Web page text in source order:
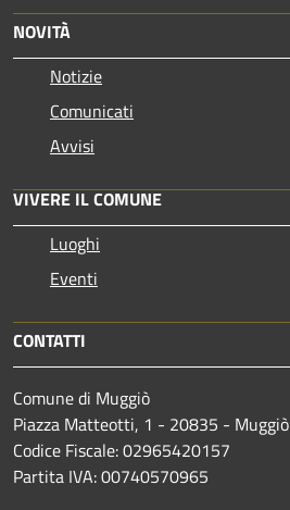
NOVITÀ
Notizie
Comunicati
Avvisi
VIVERE IL COMUNE
Luoghi
Eventi
CONTATTI
Comune di Muggiò
Piazza Matteotti, 1 - 20835 - Muggiò
Codice Fiscale: 02965420157
Partita IVA: 00740570965